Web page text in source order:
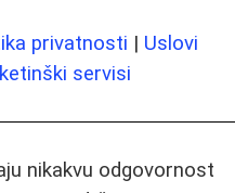
privatnosti | Uslovi
servisi
nikakvu odgovornost